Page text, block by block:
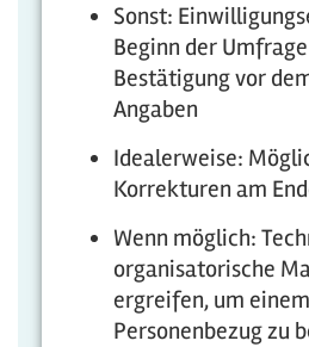
Sonst:
Beginn der
Bestätigung vor
Angaben
Idealerweise:
Korrekturen am
Wenn möglich:
organisatorische
ergreifen, um
Personenbezug zu